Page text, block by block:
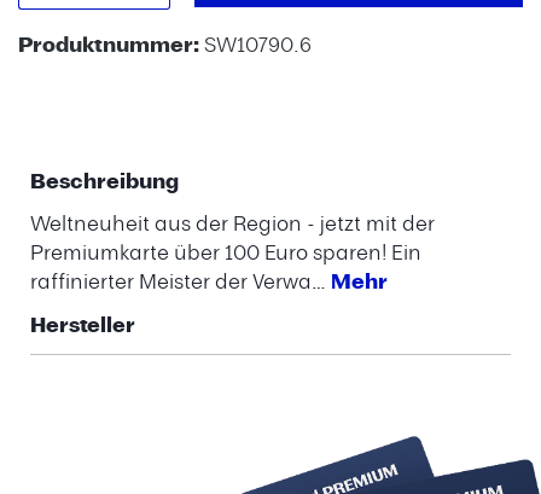
Produktnummer:SW10790.6
Beschreibung
Weltneuheit aus der Region - jetzt mit der
Premiumkarte über 100 Euro sparen! Ein
raffinierter Meister der Verwa… Mehr
Hersteller